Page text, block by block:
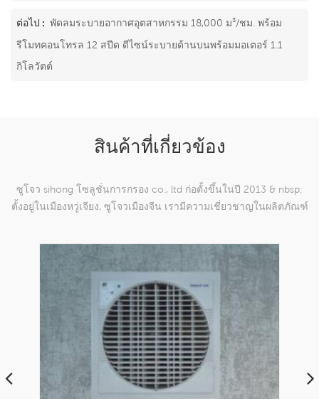
ต่อไป : พัดลมระบายอากาศอุตสาหกรรม 18,000 ม³/ชม. พร้อม
รีโมทคอนโทรล 12 สปีด ดีไซน์ระบายด้านบนพร้อมมอเตอร์ 1.1
กิโลวัตต์
สินค้าที่เกี่ยวข้อง
ซูโจว sihong โซลูชั่นการกรอง co., ltd ก่อตั้งขึ้นในปี 2013 & nbsp;
ตั้งอยู่ในเมืองหวู่เจียง, ซูโจวเมืองจีน เรามีความเชี่ยวชาญในผลิตภัณฑ์